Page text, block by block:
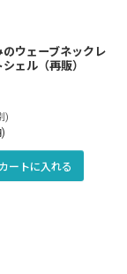
のウェーブネックレ
ェル（再販）
)
)
カートに入れる